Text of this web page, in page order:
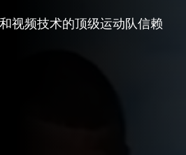
视频技术的顶级运动队信赖